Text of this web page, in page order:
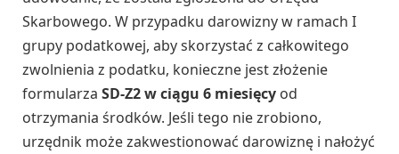
Skarbowego. W przypadku darowizny w ramach I
grupy podatkowej, aby skorzystać z całkowitego
zwolnienia z podatku, konieczne jest złożenie
formularza SD-Z2 w ciągu 6 miesięcy od
otrzymania środków. Jeśli tego nie zrobiono,
urzędnik może zakwestionować darowiznę i nałożyć